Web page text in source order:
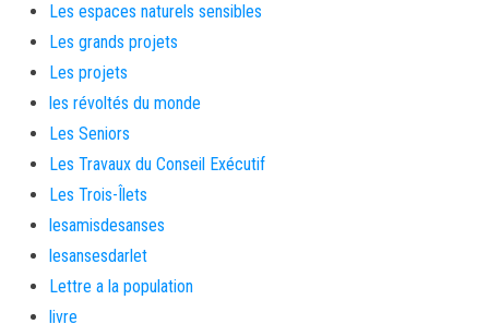
Les espaces naturels sensibles
Les grands projets
Les projets
les révoltés du monde
Les Seniors
Les Travaux du Conseil Exécutif
Les Trois-Îlets
lesamisdesanses
lesansesdarlet
Lettre a la population
livre